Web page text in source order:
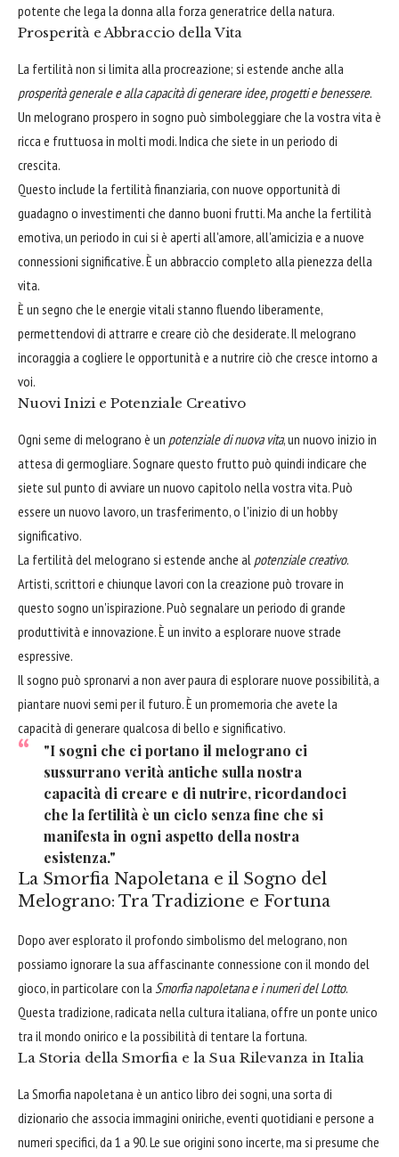
potente che lega la donna alla forza generatrice della natura.
Prosperità e Abbraccio della Vita
La fertilità non si limita alla procreazione; si estende anche alla
prosperità generale e alla capacità di generare idee, progetti e benessere.
Un melograno prospero in sogno può simboleggiare che la vostra vita è
ricca e fruttuosa in molti modi. Indica che siete in un periodo di
crescita.
Questo include la fertilità finanziaria, con nuove opportunità di
guadagno o investimenti che danno buoni frutti. Ma anche la fertilità
emotiva, un periodo in cui si è aperti all'amore, all'amicizia e a nuove
connessioni significative. È un abbraccio completo alla pienezza della
vita.
È un segno che le energie vitali stanno fluendo liberamente,
permettendovi di attrarre e creare ciò che desiderate. Il melograno
incoraggia a cogliere le opportunità e a nutrire ciò che cresce intorno a
voi.
Nuovi Inizi e Potenziale Creativo
Ogni seme di melograno è un potenziale di nuova vita, un nuovo inizio in
attesa di germogliare. Sognare questo frutto può quindi indicare che
siete sul punto di avviare un nuovo capitolo nella vostra vita. Può
essere un nuovo lavoro, un trasferimento, o l'inizio di un hobby
significativo.
La fertilità del melograno si estende anche al potenziale creativo.
Artisti, scrittori e chiunque lavori con la creazione può trovare in
questo sogno un'ispirazione. Può segnalare un periodo di grande
produttività e innovazione. È un invito a esplorare nuove strade
espressive.
Il sogno può spronarvi a non aver paura di esplorare nuove possibilità, a
piantare nuovi semi per il futuro. È un promemoria che avete la
capacità di generare qualcosa di bello e significativo.
"I sogni che ci portano il melograno ci
sussurrano verità antiche sulla nostra
capacità di creare e di nutrire, ricordandoci
che la fertilità è un ciclo senza fine che si
manifesta in ogni aspetto della nostra
esistenza."
La Smorfia Napoletana e il Sogno del
Melograno: Tra Tradizione e Fortuna
Dopo aver esplorato il profondo simbolismo del melograno, non
possiamo ignorare la sua affascinante connessione con il mondo del
gioco, in particolare con la Smorfia napoletana e i numeri del Lotto.
Questa tradizione, radicata nella cultura italiana, offre un ponte unico
tra il mondo onirico e la possibilità di tentare la fortuna.
La Storia della Smorfia e la Sua Rilevanza in Italia
La Smorfia napoletana è un antico libro dei sogni, una sorta di
dizionario che associa immagini oniriche, eventi quotidiani e persone a
numeri specifici, da 1 a 90. Le sue origini sono incerte, ma si presume che